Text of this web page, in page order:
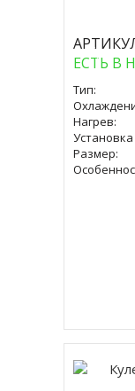
ЕСТЬ В
Тип:
Нагрев:
Размер:
Купить